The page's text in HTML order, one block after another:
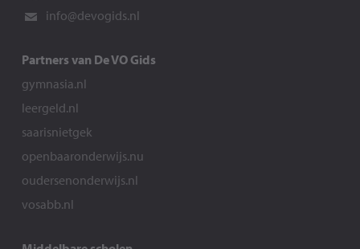
info@devogids.nl
Partners van De VO Gids
gymnasia.nl
leergeld.nl
saarisnietgek
openbaaronderwijs.nu
oudersenonderwijs.nl
vosabb.nl